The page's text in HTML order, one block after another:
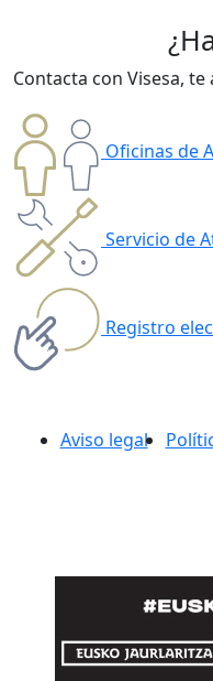
Contacta con Visesa,
Oficinas de
Servicio de
Registro
Aviso legal